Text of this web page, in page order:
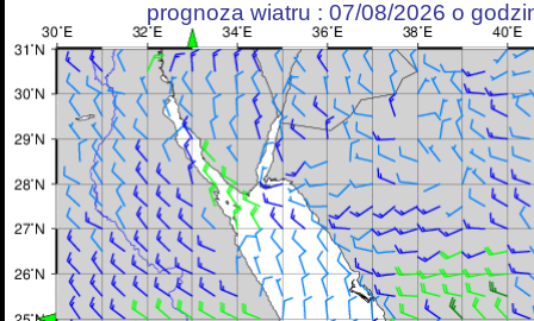
prognoza wiatru : 07/08/2026 o